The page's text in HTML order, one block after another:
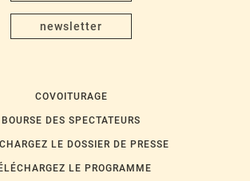
newsletter
COVOITURAGE
BOURSE DES SPECTATEURS
LE DOSSIER DE PRESSE
LE PROGRAMME